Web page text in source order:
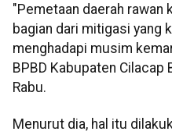
"Pemetaan daerah rawan
bagian dari mitigasi yang
menghadapi musim
BPBD Kabupaten Cilacap
Rabu.
Menurut dia, hal itu